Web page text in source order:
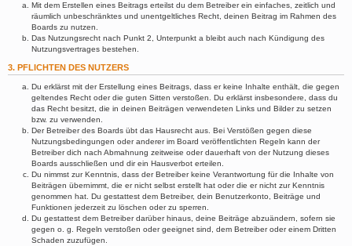
Mit dem Erstellen eines Beitrags erteilst du dem Betreiber ein einfaches, zeitlich und
räumlich unbeschränktes und unentgeltliches Recht, deinen Beitrag im Rahmen des
Boards zu nutzen.
Das Nutzungsrecht nach Punkt 2, Unterpunkt a bleibt auch nach Kündigung des
Nutzungsvertrages bestehen.
3. PFLICHTEN DES NUTZERS
Du erklärst mit der Erstellung eines Beitrags, dass er keine Inhalte enthält, die gegen
geltendes Recht oder die guten Sitten verstoßen. Du erklärst insbesondere, dass du
das Recht besitzt, die in deinen Beiträgen verwendeten Links und Bilder zu setzen
bzw. zu verwenden.
Der Betreiber des Boards übt das Hausrecht aus. Bei Verstößen gegen diese
Nutzungsbedingungen oder anderer im Board veröffentlichten Regeln kann der
Betreiber dich nach Abmahnung zeitweise oder dauerhaft von der Nutzung dieses
Boards ausschließen und dir ein Hausverbot erteilen.
Du nimmst zur Kenntnis, dass der Betreiber keine Verantwortung für die Inhalte von
Beiträgen übernimmt, die er nicht selbst erstellt hat oder die er nicht zur Kenntnis
genommen hat. Du gestattest dem Betreiber, dein Benutzerkonto, Beiträge und
Funktionen jederzeit zu löschen oder zu sperren.
Du gestattest dem Betreiber darüber hinaus, deine Beiträge abzuändern, sofern sie
gegen o. g. Regeln verstoßen oder geeignet sind, dem Betreiber oder einem Dritten
Schaden zuzufügen.